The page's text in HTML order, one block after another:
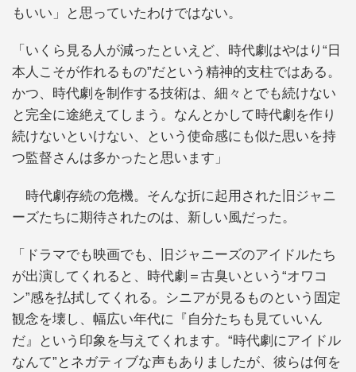
もいい」と思っていたわけではない。
「いくら見る人が減ったといえど、時代劇はやはり“日
本人こそが作れるもの”だという精神的支柱ではある。
かつ、時代劇を制作する技術は、細々とでも続けない
と完全に途絶えてしまう。なんとかして時代劇を作り
続けないといけない、という使命感にも似た思いを持
つ監督さんは多かったと思います」
時代劇存続の危機。そんな折に起用された旧ジャニ
ーズたちに期待されたのは、新しい風だった。
「ドラマでも映画でも、旧ジャニーズのアイドルたち
が出演してくれると、時代劇＝古臭いという“オワコ
ン”感を払拭してくれる。シニアが見るものという固定
観念を壊し、幅広い年代に『自分たちも見ていいん
だ』という印象を与えてくれます。“時代劇にアイドル
なんて”とネガティブな声もありましたが、彼らは何を